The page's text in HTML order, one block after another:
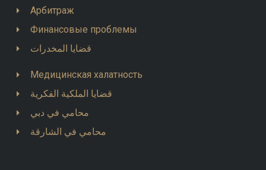
Арбитраж
Финансовые проблемы
قضايا المخدرات
Медицинская халатность
قضايا الملكية الفكرية
محامي في دبي
محامي في الشارقة